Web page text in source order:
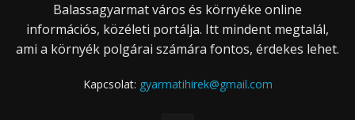
Balassagyarmat város és környéke online
információs, közéleti portálja. Itt mindent megtalál,
ami a környék polgárai számára fontos, érdekes lehet.
Kapcsolat: gyarmatihirek@gmail.com